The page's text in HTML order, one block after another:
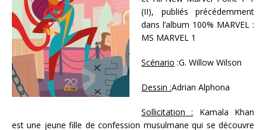
(II), publiés précédemment
dans l’album 100% MARVEL :
MS MARVEL 1
Scénario :G. Willow Wilson
Dessin :Adrian Alphona
Sollicitation : Kamala Khan
est une jeune fille de confession musulmane qui se découvre